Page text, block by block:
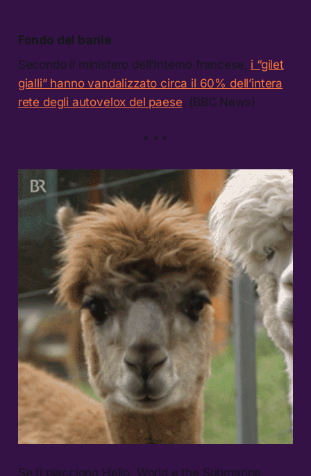
Fondo del barile
Secondo il ministero dell’Interno francese, i “gilet
gialli” hanno vandalizzato circa il 60% dell’intera
rete degli autovelox del paese. (BBC News)
* * *
Se ti piacciono Hello, World e the Submarine,